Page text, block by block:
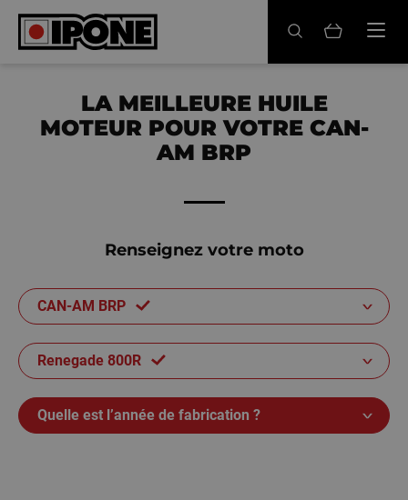
Ipone
HUILES MOTEUR
ENTRETIEN
Revendeurs
Compte
FR EN ES IT DE BE
LA MEILLEURE HUILE
MOTEUR POUR VOTRE CAN-
AM BRP
Renseignez votre moto
CAN-AM BRP
Renegade 800R
Quelle est l’année de fabrication ?